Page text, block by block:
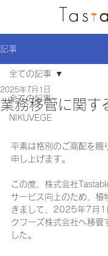
記事
全ての記事
NIKUVEGE
全ての記事
業務移管に関す
2025年7月1日
平素は格別のご高配を賜
申し上げます。
この度、株式会社
サービス向上のため、植
きまして、2025年7月1
クフーズ株式会社へ移管
した。